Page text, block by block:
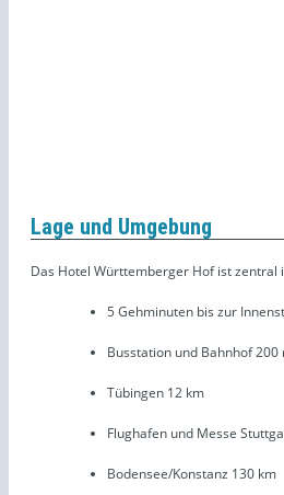
Lage und Umgebung
Das Hotel Württemberger Hof ist zentral
5 Gehminuten bis zur
Busstation und Bahnhof 200
Tübingen 12 km
Flughafen und Messe
Bodensee/Konstanz 130 km